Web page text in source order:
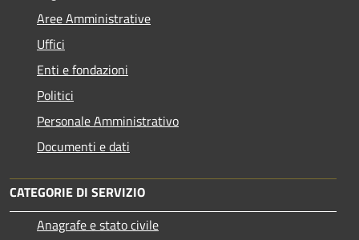
Aree Amministrative
Uffici
Enti e fondazioni
Politici
Personale Amministrativo
Documenti e dati
CATEGORIE DI SERVIZIO
Anagrafe e stato civile